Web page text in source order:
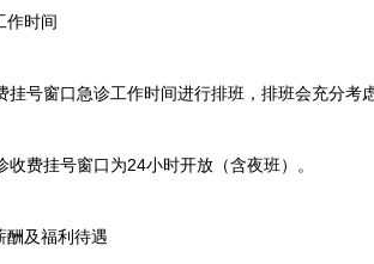
时间
窗口急诊工作时间进行排班，排班会充分考
费挂号窗口为24小时开放（含夜班）。
及福利待遇